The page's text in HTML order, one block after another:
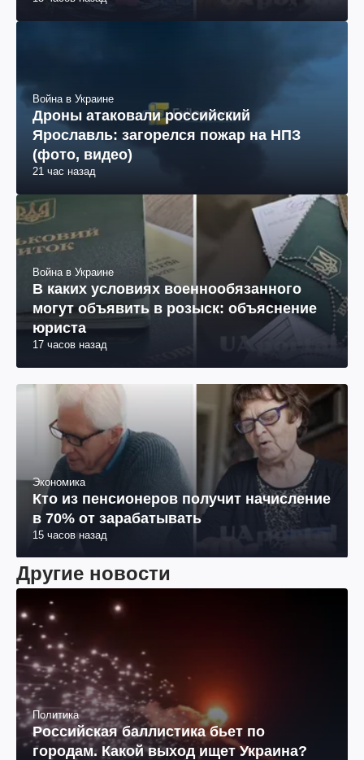
Война в Украине
Дроны атаковали российский
Ярославль: загорелся пожар на НПЗ
(фото, видео)
21 час назад
Война в Украине
В каких условиях военнообязанного
могут объявить в розыск: объяснение
юриста
17 часов назад
Экономика
Кто из пенсионеров получит начисление
в 70% от зарабатывать
15 часов назад
Другие новости
Политика
Российская баллистика бьет по
городам. Какой выход ищет Украина?